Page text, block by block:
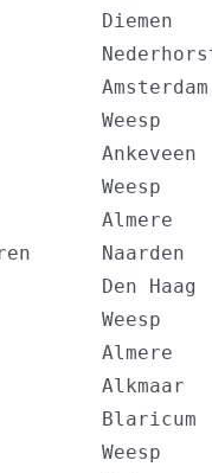
Diemen
Weesp
Weesp
Almere
Naarden
Den
Weesp
Almere
Alkmaar
Weesp